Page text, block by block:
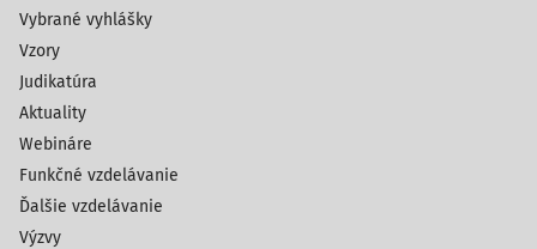
Vybrané vyhlášky
Vzory
Judikatúra
Aktuality
Webináre
Funkčné vzdelávanie
Ďalšie vzdelávanie
Výzvy